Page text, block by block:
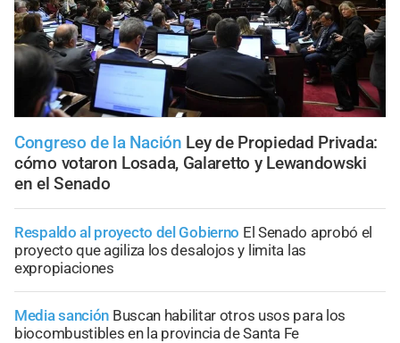
Congreso de la Nación Ley de Propiedad Privada:
cómo votaron Losada, Galaretto y Lewandowski
en el Senado
Respaldo al proyecto del Gobierno El Senado aprobó el
proyecto que agiliza los desalojos y limita las
expropiaciones
Media sanción Buscan habilitar otros usos para los
biocombustibles en la provincia de Santa Fe